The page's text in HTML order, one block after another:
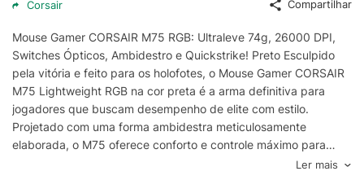
Corsair Compartilhar
Mouse Gamer CORSAIR M75 RGB: Ultraleve 74g, 26000 DPI,
Switches Ópticos, Ambidestro e Quickstrike! Preto Esculpido
pela vitória e feito para os holofotes, o Mouse Gamer CORSAIR
M75 Lightweight RGB na cor preta é a arma definitiva para
jogadores que buscam desempenho de elite com estilo.
Projetado com uma forma ambidestra meticulosamente
elaborada, o M75 oferece conforto e controle máximo para
jogadores destros e canhotos. Com um peso ultraleve deLer mais